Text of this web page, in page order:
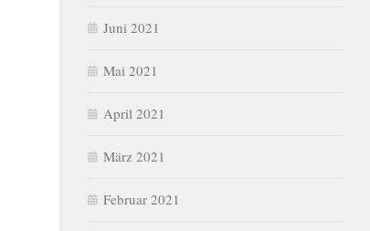
Juni 2021
Mai 2021
April 2021
März 2021
Februar 2021